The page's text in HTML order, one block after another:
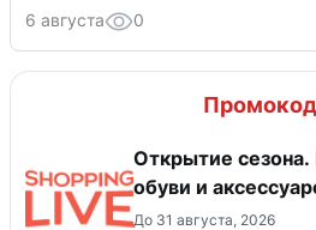
6 августа 0
Открытие
обуви и
До 31 августа, 2026